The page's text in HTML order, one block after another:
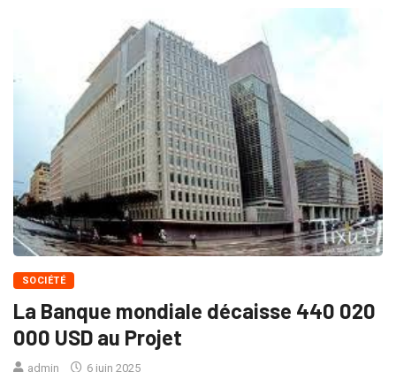
SOCIÉTÉ
La Banque mondiale décaisse 440 020
000 USD au Projet
admin 6 juin 2025